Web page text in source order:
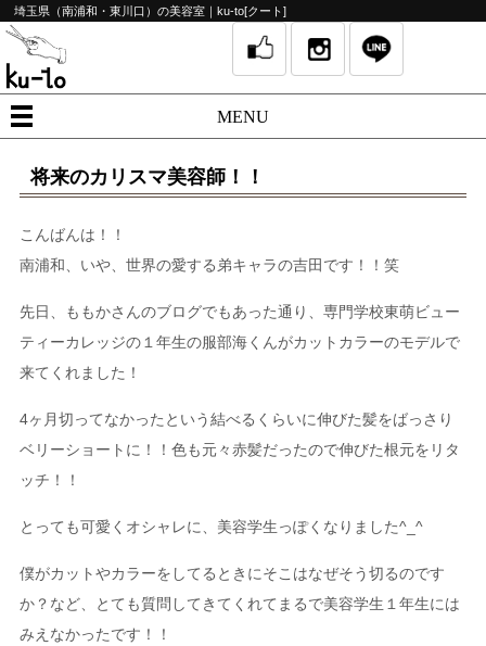
埼玉県（南浦和・東川口）の美容室｜ku-to[クート]
MENU
将来のカリスマ美容師！！
こんばんは！！
南浦和、いや、世界の愛する弟キャラの吉田です！！笑
先日、ももかさんのブログでもあった通り、専門学校東萌ビュー
ティーカレッジの１年生の服部海くんがカットカラーのモデルで
来てくれました！
4ヶ月切ってなかったという結べるくらいに伸びた髪をばっさり
ベリーショートに！！色も元々赤髪だったので伸びた根元をリタ
ッチ！！
とっても可愛くオシャレに、美容学生っぽくなりました^_^
僕がカットやカラーをしてるときにそこはなぜそう切るのです
か？など、とても質問してきてくれてまるで美容学生１年生には
みえなかったです！！